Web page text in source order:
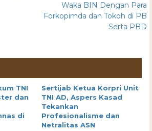
Waka BIN Dengan Para
Forkopimda dan Tokoh di PB
Serta PBD
TNI
dan
di
Sertijab Ketua Korpri Unit
TNI AD, Aspers Kasad
Tekankan
Profesionalisme dan
Netralitas ASN